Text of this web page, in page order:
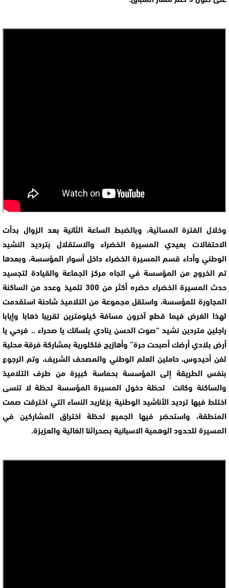
وخلال الفترة المسائية، وبالضبط الساعة الثانية بعد الزوال بدأت
الاحتفالات بعيدي المسيرة الخضراء والاستقلال بترديد النشيد
الوطني وأداء قسم المسيرة الخضراء داخل أسوار المؤسسة، وبعدها
تم الخروج من المؤسسة في اتجاه مركز الجماعة والقيادة لتجسيد
حدث المسيرة الخضراء حضره أكثر من 300 تلميذ وعدد من الساكنة
المجاورة للمؤسسة، واستقل مجموعة من التلاميذ شاحنة استقدمت
لهذا الغرض فيما قطع آخرون مسافة كيلومترين تقريبا ذهابا وإيابا
راجلين متردين نشيد “صوت الحسن ينادي بلسانك يا صحراء .. فرحي يا
أرض بلادي أرضك أصبحت حرة” وأهازيج فلكلورية بمشاركة فرقة محلية
لفن أحيدوس، حاملين العلم الوطني والمصحف الشريف، وتم الرجوع
بنفس الطريقة إلى المؤسسة بحماسة كبيرة من طرف التلاميذ
والساكنة وكانت لحظة دخول المسيرة المؤسسة لحظة لا تنسى
اختلط فيها ترديد الأناشيد الوطنية بزغاريد النساء التي اخترقت صمت
المنطقة، واستحضر فيها الجميع لحظة اختراق المشاركين في
المسيرة للحدود الوهمية الاسبانية بصحرائنا الغالية والعزيزة.